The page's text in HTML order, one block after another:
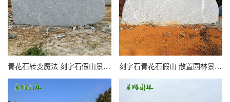
青花石转变魔法 刻字石假山景观设计 让假山石楼盘花园熠熠生辉 刻字石青花石假山 散置园林景观招牌石设计开启居家美学新篇章